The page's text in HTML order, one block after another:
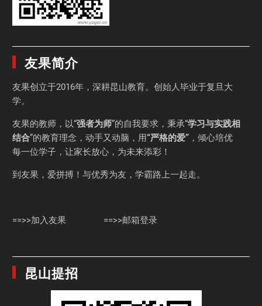
友果简介
友果创立于2016年，深耕昆山教育。创始人毕业于复旦大
学。
友果的教师，以“强者为师”的自我要求，秉承“学习与实践相
结合”的教育理念，动手又动脑，用“严格的爱” ，倾心培优
每一位学子，让家长放心，为未来添彩！
到友果，爱拼搏！与优秀为友，学霸路上一起走。
==>>加入友果 ==>>邮箱登录
昆山提招